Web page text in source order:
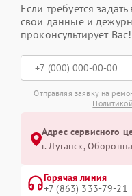
Если требуется
свои данные и
проконсультирует Вас!
Отправляя заявку на
Адрес сервисного
г. Луганск,
Горячая линия
+7 (863) 333-79-21